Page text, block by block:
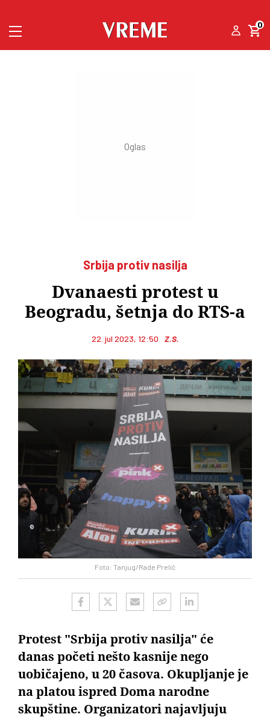
0
Srbija protiv nasilja
Dvanaesti protest u
Beogradu, šetnja do RTS-a
22. jul 2023, 12:50 Z.S.
Foto: Tanjug/Rade Prelić
Protest "Srbija protiv nasilja" će
danas početi nešto kasnije nego
uobičajeno, u 20 časova. Okupljanje je
na platou ispred Doma narodne
skupštine. Organizatori najavljuju